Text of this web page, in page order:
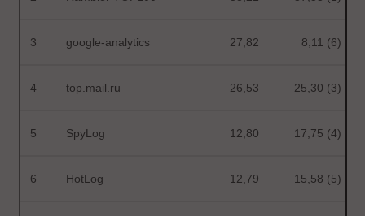
3 google-analytics 27,82 8,11 (6)
4 top.mail.ru 26,53 25,30 (3)
5 SpyLog 12,80 17,75 (4)
6 HotLog 12,79 15,58 (5)